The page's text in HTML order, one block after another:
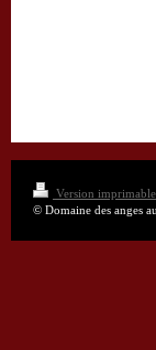
Version imprimable
© Domaine des anges